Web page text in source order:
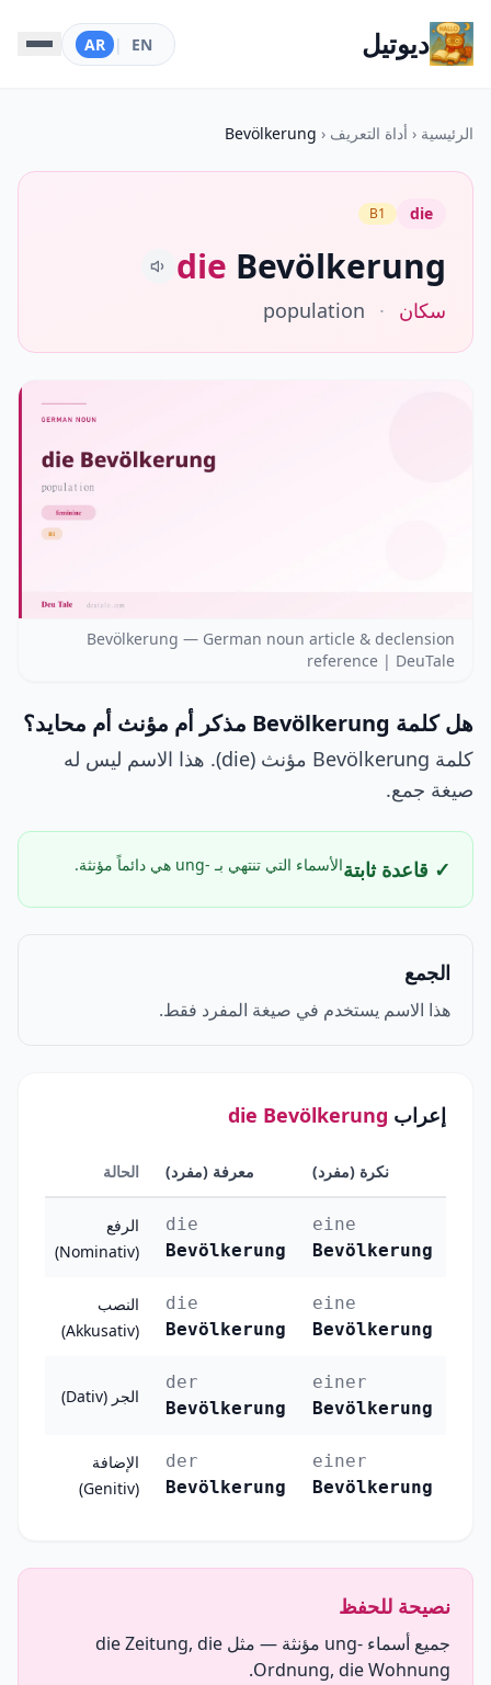
ديوتيل EN
|
AR
الرئيسية ‹ أداة التعريف ‹
Bevölkerung
die
B1
die Bevölkerung
سكان ·
population
Bevölkerung — German noun article & declension
reference | DeuTale
هل كلمة Bevölkerung مذكر أم مؤنث أم محايد؟
كلمة Bevölkerung مؤنث (die). هذا الاسم ليس له
صيغة جمع.
✓ قاعدة ثابتةالأسماء التي تنتهي بـ -ung هي دائماً مؤنثة.
الجمع
هذا الاسم يستخدم في صيغة المفرد فقط.
إعراب die Bevölkerung
الحالة معرفة (مفرد) نكرة (مفرد)
الرفع
(Nominativ)
die
Bevölkerung
eine
Bevölkerung
النصب
(Akkusativ)
die
Bevölkerung
eine
Bevölkerung
الجر (Dativ)
der
Bevölkerung
einer
Bevölkerung
الإضافة
(Genitiv)
der
Bevölkerung
einer
Bevölkerung
نصيحة للحفظ
جميع أسماء -ung مؤنثة — مثل die Zeitung, die
Ordnung, die Wohnung.